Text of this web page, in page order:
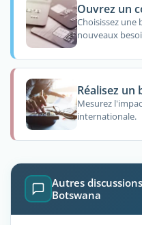
Ouvrez un
Choisissez une
nouveaux
Réalisez un
Mesurez
internationale.
Autres
Botswana